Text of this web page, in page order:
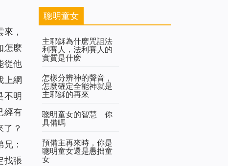
，
怎麼
從他
上網
不明
經有
？
：
找張
聰明童女
主耶穌為什麽咒詛法
利賽人，法利賽人的
實質是什麽
怎樣分辨神的聲音，
怎麼確定全能神就是
主耶穌的再來
聰明童女的智慧 你
具備嗎
預備主再來時，你是
聰明童女還是愚拙童
女